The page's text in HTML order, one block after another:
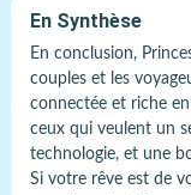
En Synthèse
En conclusion,
couples et les
connectée et riche
ceux qui veulent un
technologie, et une
Si votre rêve est de